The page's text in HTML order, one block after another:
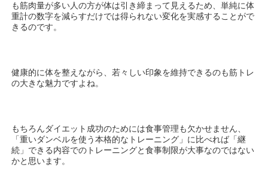
も筋肉量が多い人の方が体は引き締まって見えるため、単純に体
重計の数字を減らすだけでは得られない変化を実感することがで
きるのです。
健康的に体を整えながら、若々しい印象を維持できるのも筋トレ
の大きな魅力ですよね。
もちろんダイエット成功のためには食事管理も欠かせません、
「重いダンベルを使う本格的なトレーニング」に比べれば「継
続」できる内容でのトレーニングと食事制限が大事なのではない
かと思います。